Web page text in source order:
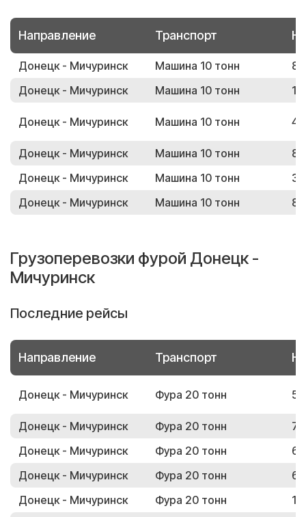
Направление Транспорт
Донецк - Мичуринск Машина 10 тонн
Донецк - Мичуринск
Машина 10 тонн
Донецк - Мичуринск Машина 10 тонн
Донецк - Мичуринск Машина 10 тонн
Донецк - Мичуринск
Машина 10 тонн
Донецк - Мичуринск
Машина 10 тонн
Грузоперевозки фурой Донецк -
Мичуринск
Последние рейсы
Направление Транспорт
Донецк - Мичуринск Фура 20 тонн
Донецк - Мичуринск Фура 20 тонн
Донецк - Мичуринск
Фура 20 тонн
Донецк - Мичуринск
Фура 20 тонн
Донецк - Мичуринск
Фура 20 тонн